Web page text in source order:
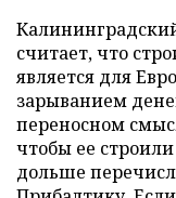
считает, что
является для
зарыванием
переносном
чтобы ее
дольше